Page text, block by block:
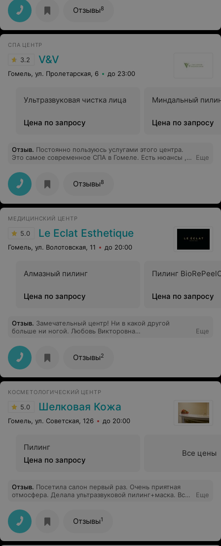
Отзывы8
СПА ЦЕНТР
3.2 V&V
Гомель, ул. Пролетарская, 6 до 23:00
Ультразвуковая чистка лица
Цена по запросу
Миндальный
Цена по запросу
Отзыв. Постоянно пользуюсь услугами этого центра.
Это самое современное СПА в Гомеле. Есть нюансы ,
Очень советую для сравнения посетить. Просто
сравните. Многие из моих знакомых скептический
относились к этому центру. Говорили это роскошь не
для нас.Их мнение поменялось.
Еще
Отзывы8
МЕДИЦИНСКИЙ ЦЕНТР
5.0 Le Eclat Esthetique
Гомель, ул. Волотовская, 11 до 20:00
Алмазный пилинг
Цена по запросу
Пилинг
Цена по запросу
Отзыв. Замечательный центр! Ни в какой другой
больше ни ногой. Любовь Викторовна
восторг!
Еще
Отзывы2
КОСМЕТОЛОГИЧЕСКИЙ ЦЕНТР
5.0 Шелковая Кожа
Гомель, ул. Советская, 126 до 20:00
Пилинг
Цена по запросу
Все цены
Отзыв. Посетила салон первый раз. Очень приятная
отмосфера. Делала ультразвуковой пилинг+маска. Все
понравилась))) Спасибо Вам большое. Буду в
дальнейшем Вас посещать. .
Еще
Отзывы1